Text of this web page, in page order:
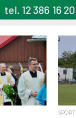
SPORT